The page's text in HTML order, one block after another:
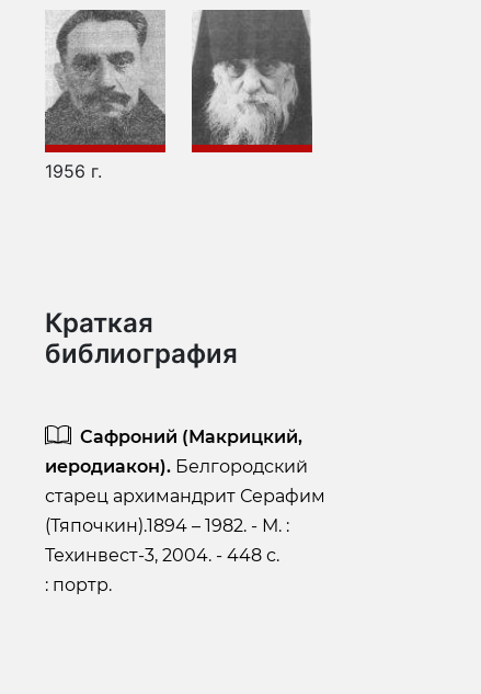
1956 г.
Краткая
библиография
Сафроний (Макрицкий,
иеродиакон). Белгородский
старец архимандрит Серафим
(Тяпочкин).1894 – 1982. - М. :
Техинвест-3, 2004. - 448 с.
: портр.